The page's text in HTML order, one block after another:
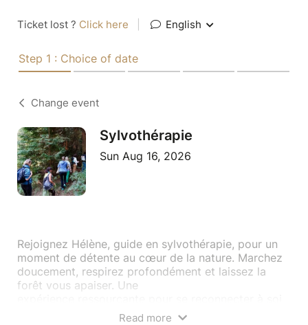
Ticket lost ? Click here English
Step 1 : Choice of date
Change event
Sylvothérapie
Sun Aug 16, 2026
Rejoignez Hélène, guide en sylvothérapie, pour un
moment de détente au cœur de la nature. Marchez
doucement, respirez profondément et laissez la
forêt vous apaiser. Une
et repartir revitalisé.Read more